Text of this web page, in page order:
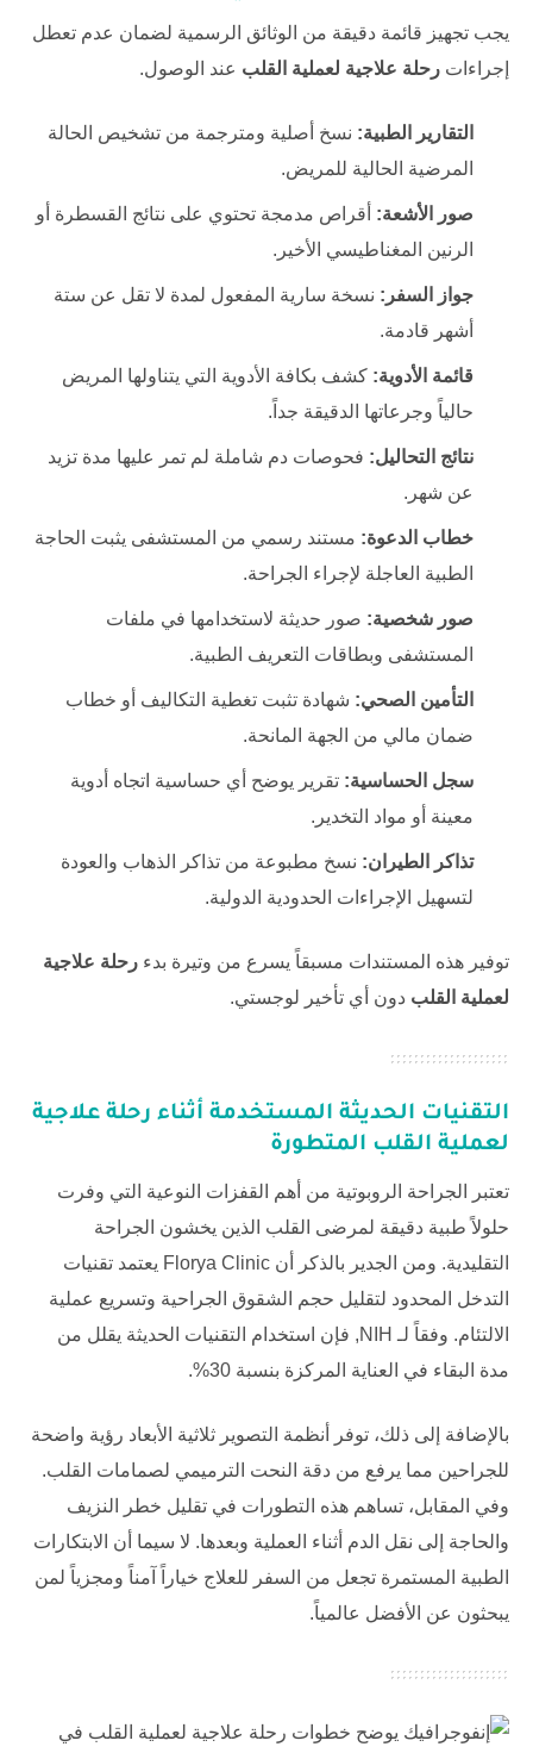
يجب تجهيز قائمة دقيقة من الوثائق الرسمية لضمان عدم تعطل
إجراءات رحلة علاجية لعملية القلب عند الوصول.
التقارير الطبية: نسخ أصلية ومترجمة من تشخيص الحالة
المرضية الحالية للمريض.
صور الأشعة: أقراص مدمجة تحتوي على نتائج القسطرة أو
الرنين المغناطيسي الأخير.
جواز السفر: نسخة سارية المفعول لمدة لا تقل عن ستة
أشهر قادمة.
قائمة الأدوية: كشف بكافة الأدوية التي يتناولها المريض
حالياً وجرعاتها الدقيقة جداً.
نتائج التحاليل: فحوصات دم شاملة لم تمر عليها مدة تزيد
عن شهر.
خطاب الدعوة: مستند رسمي من المستشفى يثبت الحاجة
الطبية العاجلة لإجراء الجراحة.
صور شخصية: صور حديثة لاستخدامها في ملفات
المستشفى وبطاقات التعريف الطبية.
التأمين الصحي: شهادة تثبت تغطية التكاليف أو خطاب
ضمان مالي من الجهة المانحة.
سجل الحساسية: تقرير يوضح أي حساسية اتجاه أدوية
معينة أو مواد التخدير.
تذاكر الطيران: نسخ مطبوعة من تذاكر الذهاب والعودة
لتسهيل الإجراءات الحدودية الدولية.
توفير هذه المستندات مسبقاً يسرع من وتيرة بدء رحلة علاجية
لعملية القلب دون أي تأخير لوجستي.
التقنيات الحديثة المستخدمة أثناء رحلة علاجية
لعملية القلب المتطورة
تعتبر الجراحة الروبوتية من أهم القفزات النوعية التي وفرت
حلولاً طبية دقيقة لمرضى القلب الذين يخشون الجراحة
التقليدية. ومن الجدير بالذكر أن Florya Clinic يعتمد تقنيات
التدخل المحدود لتقليل حجم الشقوق الجراحية وتسريع عملية
الالتئام. وفقاً لـ NIH, فإن استخدام التقنيات الحديثة يقلل من
مدة البقاء في العناية المركزة بنسبة 30%.
بالإضافة إلى ذلك، توفر أنظمة التصوير ثلاثية الأبعاد رؤية واضحة
للجراحين مما يرفع من دقة النحت الترميمي لصمامات القلب.
وفي المقابل، تساهم هذه التطورات في تقليل خطر النزيف
والحاجة إلى نقل الدم أثناء العملية وبعدها. لا سيما أن الابتكارات
الطبية المستمرة تجعل من السفر للعلاج خياراً آمناً ومجزياً لمن
يبحثون عن الأفضل عالمياً.